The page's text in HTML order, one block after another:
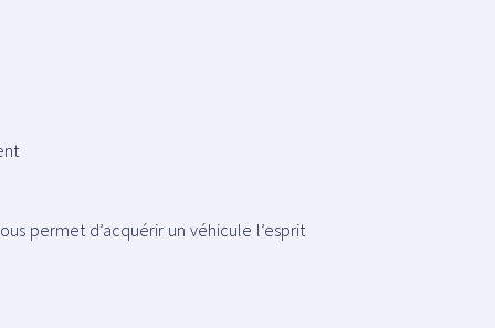
permet d’acquérir un véhicule l’esprit